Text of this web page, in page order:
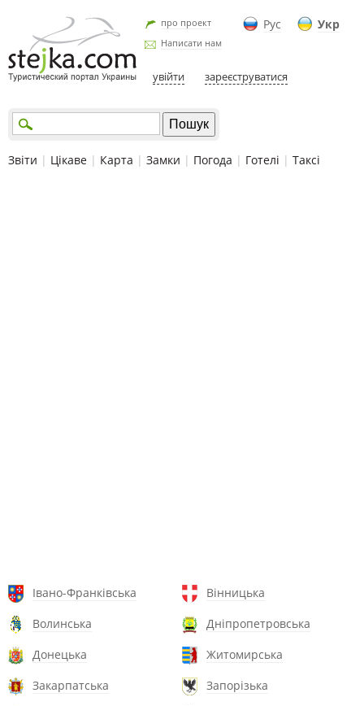
Рус Укр
про проект
Написати нам
увійти зареєструватися
Звіти | Цікаве | Карта | Замки | Погода | Готелі | Таксі
Івано-Франківська
Вінницька
Волинська
Дніпропетровська
Донецька
Житомирська
Закарпатська
Запорізька